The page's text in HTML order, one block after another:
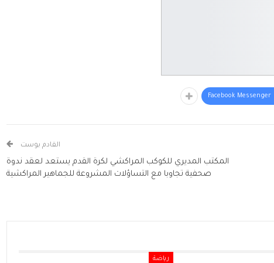
Facebook Messenger
القادم بوست
المكتب المديري للكوكب المراكشي لكرة القدم يستعد لعقد ندوة
صحفية تجاوبا مع التساؤلات المشروعة للجماهير المراكشية
رياضة